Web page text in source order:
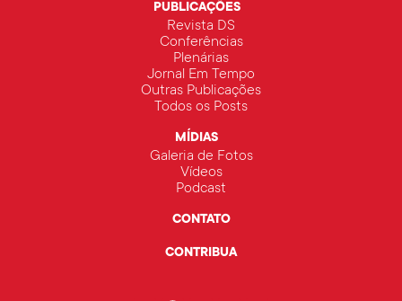
PUBLICAÇÕES
Revista DS
Conferências
Plenárias
Jornal Em Tempo
Outras Publicações
Todos os Posts
MÍDIAS
Galeria de Fotos
Vídeos
Podcast
CONTATO
CONTRIBUA